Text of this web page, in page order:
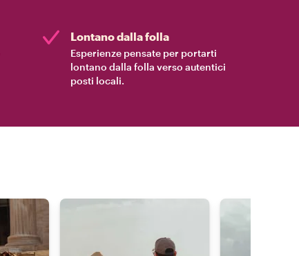
Lontano dalla folla
Esperienze pensate per portarti
lontano dalla folla verso autentici
posti locali.